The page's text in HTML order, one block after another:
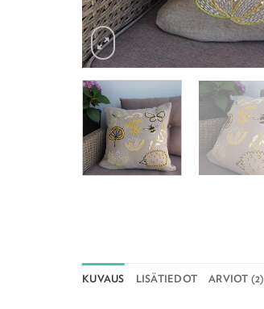
KUVAUS LISÄTIEDOT ARVIOT (2)